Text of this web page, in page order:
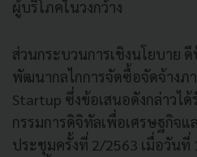
ผู้บริโภคในวงกว้าง
ส่วนกระบวนการเชิงนโยบาย
พัฒนากลไกการจัดซื้อจัดจ้างภา
Startup ซึ่งข้อเสนอดังกล่าวไ
กรรมการดิจิทัลเพื่อเศรษฐกิจ
ประชุมครั้งที่ 2/2563 เมื่อวันที่